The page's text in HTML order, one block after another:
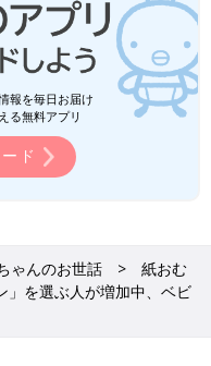
報を毎日お届け
る無料アプリ
ド
ゃんのお世話
紙おむ
」を選ぶ人が増加中、ベビ